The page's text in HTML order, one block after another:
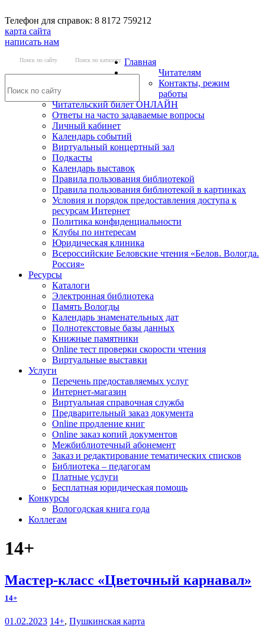
Телефон для справок: 8 8172 759212
карта сайта
написать нам
Поиск по сайту Поиск по каталогу Главная
Читателям
Контакты, режим
работы
Читательский билет ОНЛАЙН
Ответы на часто задаваемые вопросы
Личный кабинет
Календарь событий
Виртуальный концертный зал
Подкасты
Календарь выставок
Правила пользования библиотекой
Правила пользования библиотекой в картинках
Условия и порядок предоставления доступа к
ресурсам Интернет
Политика конфиденциальности
Клубы по интересам
Юридическая клиника
Всероссийские Беловские чтения «Белов. Вологда.
Россия»
Ресурсы
Каталоги
Электронная библиотека
Память Вологды
Календарь знаменательных дат
Полнотекстовые базы данных
Книжные памятники
Online тест проверки скорости чтения
Виртуальные выставки
Услуги
Перечень предоставляемых услуг
Интернет-магазин
Виртуальная справочная служба
Предварительный заказ документа
Online продление книг
Online заказ копий документов
Межбиблиотечный абонемент
Заказ и редактирование тематических списков
Библиотека – педагогам
Платные услуги
Бесплатная юридическая помощь
Конкурсы
Вологодская книга года
Коллегам
14+
Мастер-класс «Цветочный карнавал»
14+
01.02.2023 14+, Пушкинская карта